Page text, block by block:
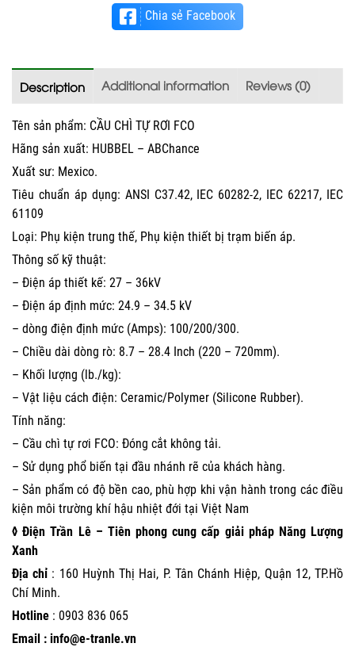
Chia sẻ Facebook
Description Additional information Reviews (0)
Tên sản phẩm: CẦU CHÌ TỰ RƠI FCO
Hãng sản xuất: HUBBEL – ABChance
Xuất sư: Mexico.
Tiêu chuẩn áp dụng: ANSI C37.42, IEC 60282-2, IEC 62217, IEC
61109
Loại: Phụ kiện trung thế, Phụ kiện thiết bị trạm biến áp.
Thông số kỹ thuật:
– Điện áp thiết kế: 27 – 36kV
– Điện áp định mức: 24.9 – 34.5 kV
– dòng điện định mức (Amps): 100/200/300.
– Chiều dài dòng rò: 8.7 – 28.4 Inch (220 – 720mm).
– Khối lượng (lb./kg):
– Vật liệu cách điện: Ceramic/Polymer (Silicone Rubber).
Tính năng:
– Cầu chì tự rơi FCO: Đóng cắt không tải.
– Sử dụng phổ biến tại đầu nhánh rẽ của khách hàng.
– Sản phẩm có độ bền cao, phù hợp khi vận hành trong các điều
kiện môi trường khí hậu nhiệt đới tại Việt Nam
◊ Điện Trần Lê – Tiên phong cung cấp giải pháp Năng Lượng
Xanh
Địa chỉ : 160 Huỳnh Thị Hai, P. Tân Chánh Hiệp, Quận 12, TP.Hồ
Chí Minh.
Hotline : 0903 836 065
Email : info@e-tranle.vn